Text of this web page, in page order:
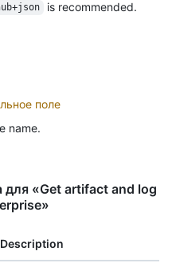
is recommended.
поле
name.
для «Get artifact and log
Description